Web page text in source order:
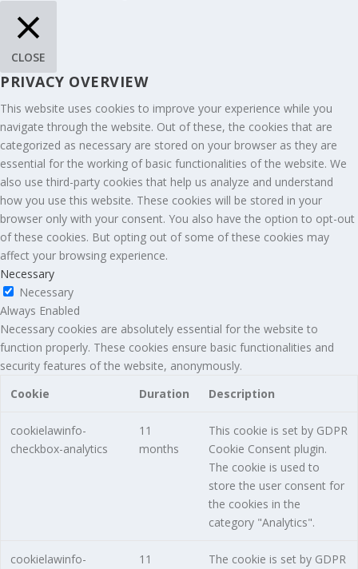
CLOSE
PRIVACY OVERVIEW
This website uses cookies to improve your experience while you
navigate through the website. Out of these, the cookies that are
categorized as necessary are stored on your browser as they are
essential for the working of basic functionalities of the website. We
also use third-party cookies that help us analyze and understand
how you use this website. These cookies will be stored in your
browser only with your consent. You also have the option to opt-out
of these cookies. But opting out of some of these cookies may
affect your browsing experience.
Necessary
Necessary
Always Enabled
Necessary cookies are absolutely essential for the website to
function properly. These cookies ensure basic functionalities and
security features of the website, anonymously.
Cookie
Duration Description
cookielawinfo-
checkbox-analytics
11
months
This cookie is set by GDPR
Cookie Consent plugin.
The cookie is used to
store the user consent for
the cookies in the
category "Analytics".
cookielawinfo-
11
The cookie is set by GDPR